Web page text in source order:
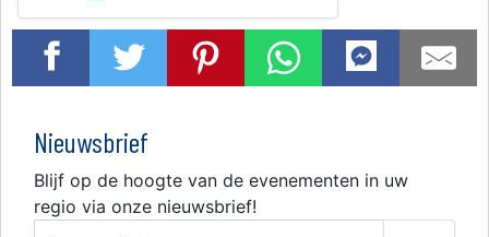
Nieuwsbrief
Blijf op de hoogte van de evenementen in uw
regio via onze nieuwsbrief!